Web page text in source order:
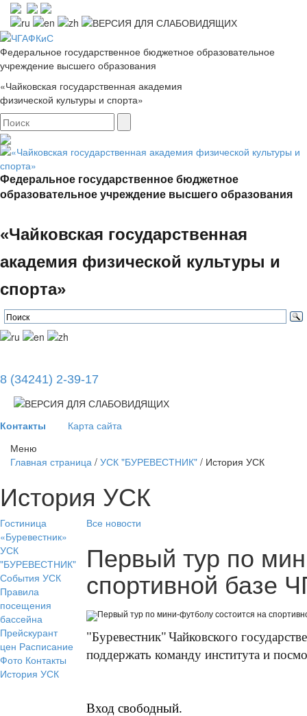
Федеральное государственное бюджетное образовательное
учреждение высшего образования
«Чайковская государственная академия
физической культуры и спорта»
Федеральное государственное бюджетное
образовательное учреждение высшего образования
«Чайковская государственная
академия физической культуры и
спорта»
8 (34241) 2-39-17
Контакты Карта сайта
Меню
Главная страница / УСК "БУРЕВЕСТНИК" / История УСК
История УСК
Гостиница
«Буревестник»
УСК
"БУРЕВЕСТНИК"
События УСК
Правила
посещения
бассейна
Прейскурант
цен Расписание
Фото Контакты
История УСК
Все новости
Первый тур по
спортивной базе
"Буревестник"Чайковского
поддержать команду института и
Вход свободный.